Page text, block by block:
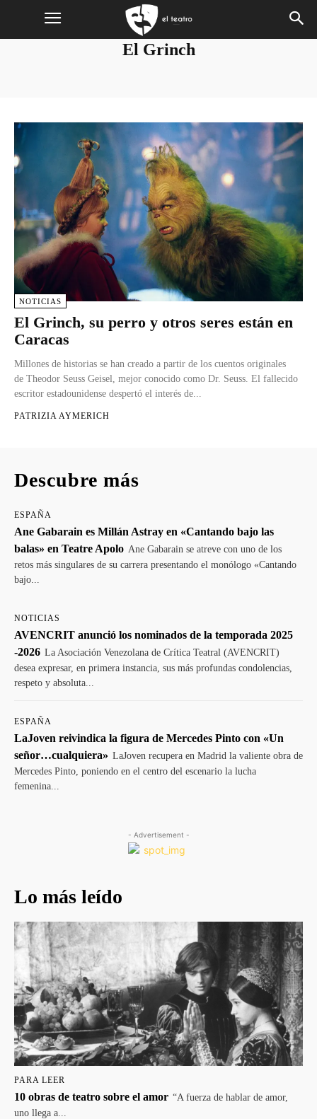
El Grinch
NOTICIAS
El Grinch, su perro y otros seres están en
Caracas
Millones de historias se han creado a partir de los cuentos originales
de Theodor Seuss Geisel, mejor conocido como Dr. Seuss. El fallecido
escritor estadounidense despertó el interés de...
PATRIZIA AYMERICH
Descubre más
ESPAÑA
Ane Gabarain es Millán Astray en «Cantando bajo las
balas» en Teatre Apolo Ane Gabarain se atreve con uno de los
retos más singulares de su carrera presentando el monólogo «Cantando
bajo...
NOTICIAS
AVENCRIT anunció los nominados de la temporada 2025
-2026 La Asociación Venezolana de Crítica Teatral (AVENCRIT)
desea expresar, en primera instancia, sus más profundas condolencias,
respeto y absoluta...
ESPAÑA
LaJoven reivindica la figura de Mercedes Pinto con «Un
señor…cualquiera» LaJoven recupera en Madrid la valiente obra de
Mercedes Pinto, poniendo en el centro del escenario la lucha
femenina...
- Advertisement -
Lo más leído
PARA LEER
10 obras de teatro sobre el amor “A fuerza de hablar de amor,
uno llega a...